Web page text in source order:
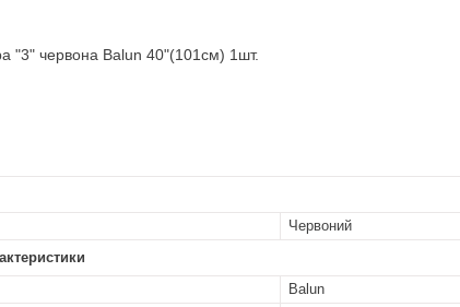
"3" червона Balun 40"(101см) 1шт.
Червоний
Balun